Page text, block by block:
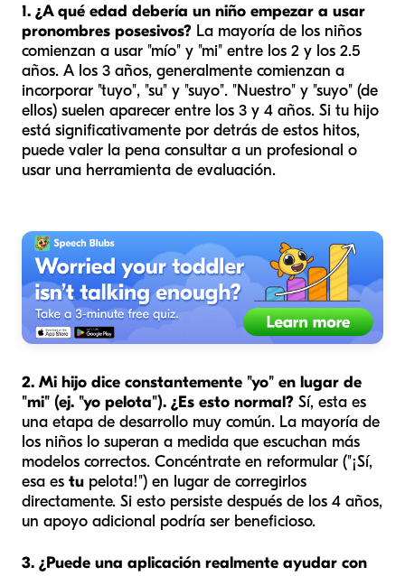
1. ¿A qué edad debería un niño empezar a usar
pronombres posesivos? La mayoría de los niños
comienzan a usar "mío" y "mi" entre los 2 y los 2.5
años. A los 3 años, generalmente comienzan a
incorporar "tuyo", "su" y "suyo". "Nuestro" y "suyo" (de
ellos) suelen aparecer entre los 3 y 4 años. Si tu hijo
está significativamente por detrás de estos hitos,
puede valer la pena consultar a un profesional o
usar una herramienta de evaluación.
2. Mi hijo dice constantemente "yo" en lugar de
"mi" (ej. "yo pelota"). ¿Es esto normal? Sí, esta es
una etapa de desarrollo muy común. La mayoría de
los niños lo superan a medida que escuchan más
modelos correctos. Concéntrate en reformular ("¡Sí,
esa es tu pelota!") en lugar de corregirlos
directamente. Si esto persiste después de los 4 años,
un apoyo adicional podría ser beneficioso.
3. ¿Puede una aplicación realmente ayudar con